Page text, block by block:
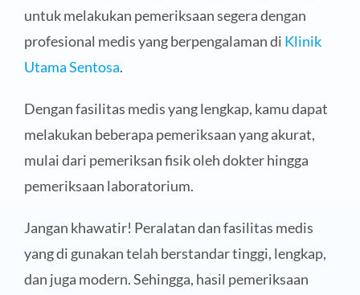
untuk melakukan pemeriksaan segera dengan
profesional medis yang berpengalaman di Klinik
Utama Sentosa.
Dengan fasilitas medis yang lengkap, kamu dapat
melakukan beberapa pemeriksaan yang akurat,
mulai dari pemeriksan fisik oleh dokter hingga
pemeriksaan laboratorium.
Jangan khawatir! Peralatan dan fasilitas medis
yang di gunakan telah berstandar tinggi, lengkap,
dan juga modern. Sehingga, hasil pemeriksaan